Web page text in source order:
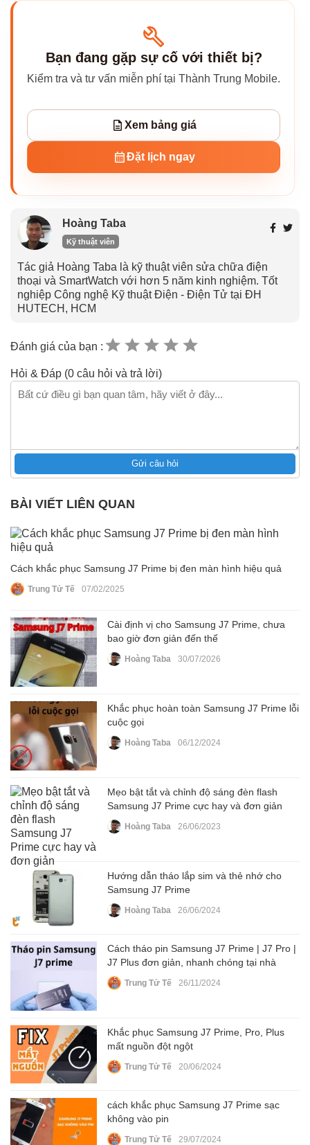
Bạn đang gặp sự cố với thiết bị?
Kiểm tra và tư vấn miễn phí tại Thành Trung Mobile.
Xem bảng giá
Đặt lịch ngay
Hoàng Taba
Kỹ thuật viên
Tác giả Hoàng Taba là kỹ thuật viên sửa chữa điện
thoại và SmartWatch với hơn 5 năm kinh nghiệm. Tốt
nghiệp Công nghệ Kỹ thuật Điện - Điện Tử tại ĐH
HUTECH, HCM
Đánh giá của bạn :
Hỏi & Đáp (0 câu hỏi và trả lời)
Gửi câu hỏi
BÀI VIẾT LIÊN QUAN
Cách khắc phục Samsung J7 Prime bị đen màn hình hiệu quả
Trung Tử Tế 07/02/2025
Cài định vị cho Samsung J7 Prime, chưa
bao giờ đơn giản đến thế
Hoàng Taba 30/07/2026
Khắc phục hoàn toàn Samsung J7 Prime lỗi
cuộc gọi
Hoàng Taba 06/12/2024
Mẹo bật tắt và chỉnh độ sáng đèn flash
Samsung J7 Prime cực hay và đơn giản
Hoàng Taba 26/06/2023
Hướng dẫn tháo lắp sim và thẻ nhớ cho
Samsung J7 Prime
Hoàng Taba 26/06/2024
Cách tháo pin Samsung J7 Prime | J7 Pro |
J7 Plus đơn giản, nhanh chóng tại nhà
Trung Tử Tế 26/11/2024
Khắc phục Samsung J7 Prime, Pro, Plus
mất nguồn đột ngột
Trung Tử Tế 20/06/2024
cách khắc phục Samsung J7 Prime sạc
không vào pin
Trung Tử Tế 29/07/2024